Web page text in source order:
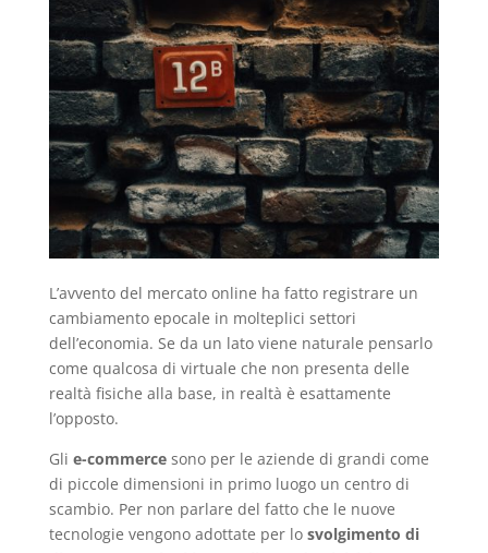
L’avvento del mercato online ha fatto registrare un
cambiamento epocale in molteplici settori
dell’economia. Se da un lato viene naturale pensarlo
come qualcosa di virtuale che non presenta delle
realtà fisiche alla base, in realtà è esattamente
l’opposto.
Gli e-commercesono per le aziende di grandi come
di piccole dimensioni in primo luogo un centro di
scambio. Per non parlare del fatto che le nuove
tecnologie vengono adottate per lo svolgimento di